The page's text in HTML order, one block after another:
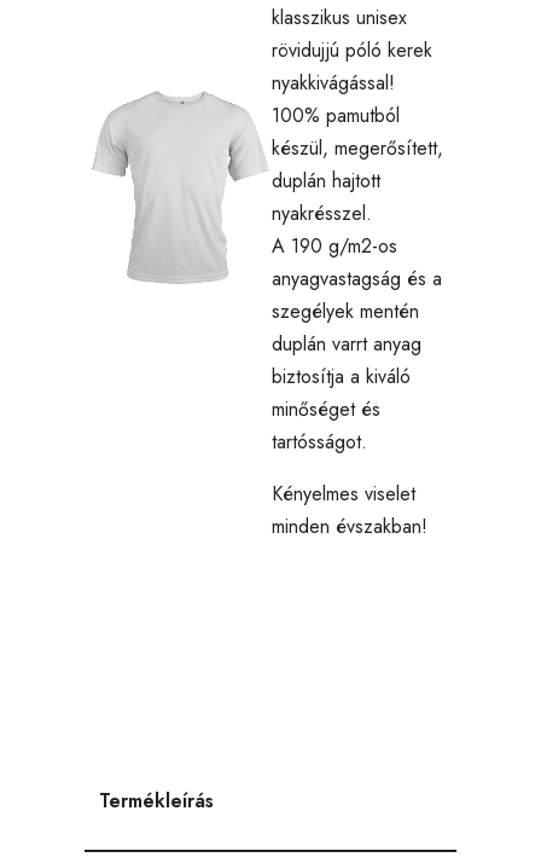
klasszikus unisex
rövidujjú póló kerek
nyakkivágással!
100% pamutból
készül, megerősített,
duplán hajtott
nyakrésszel.
A 190 g/m2-os
anyagvastagság és a
szegélyek mentén
duplán varrt anyag
biztosítja a kiváló
minőséget és
tartósságot.
Kényelmes viselet
minden évszakban!
Termékleírás